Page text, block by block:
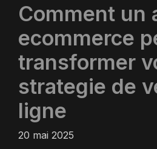
Comment un
ecommerce
transformer
strategie de
ligne
20 mai 2025